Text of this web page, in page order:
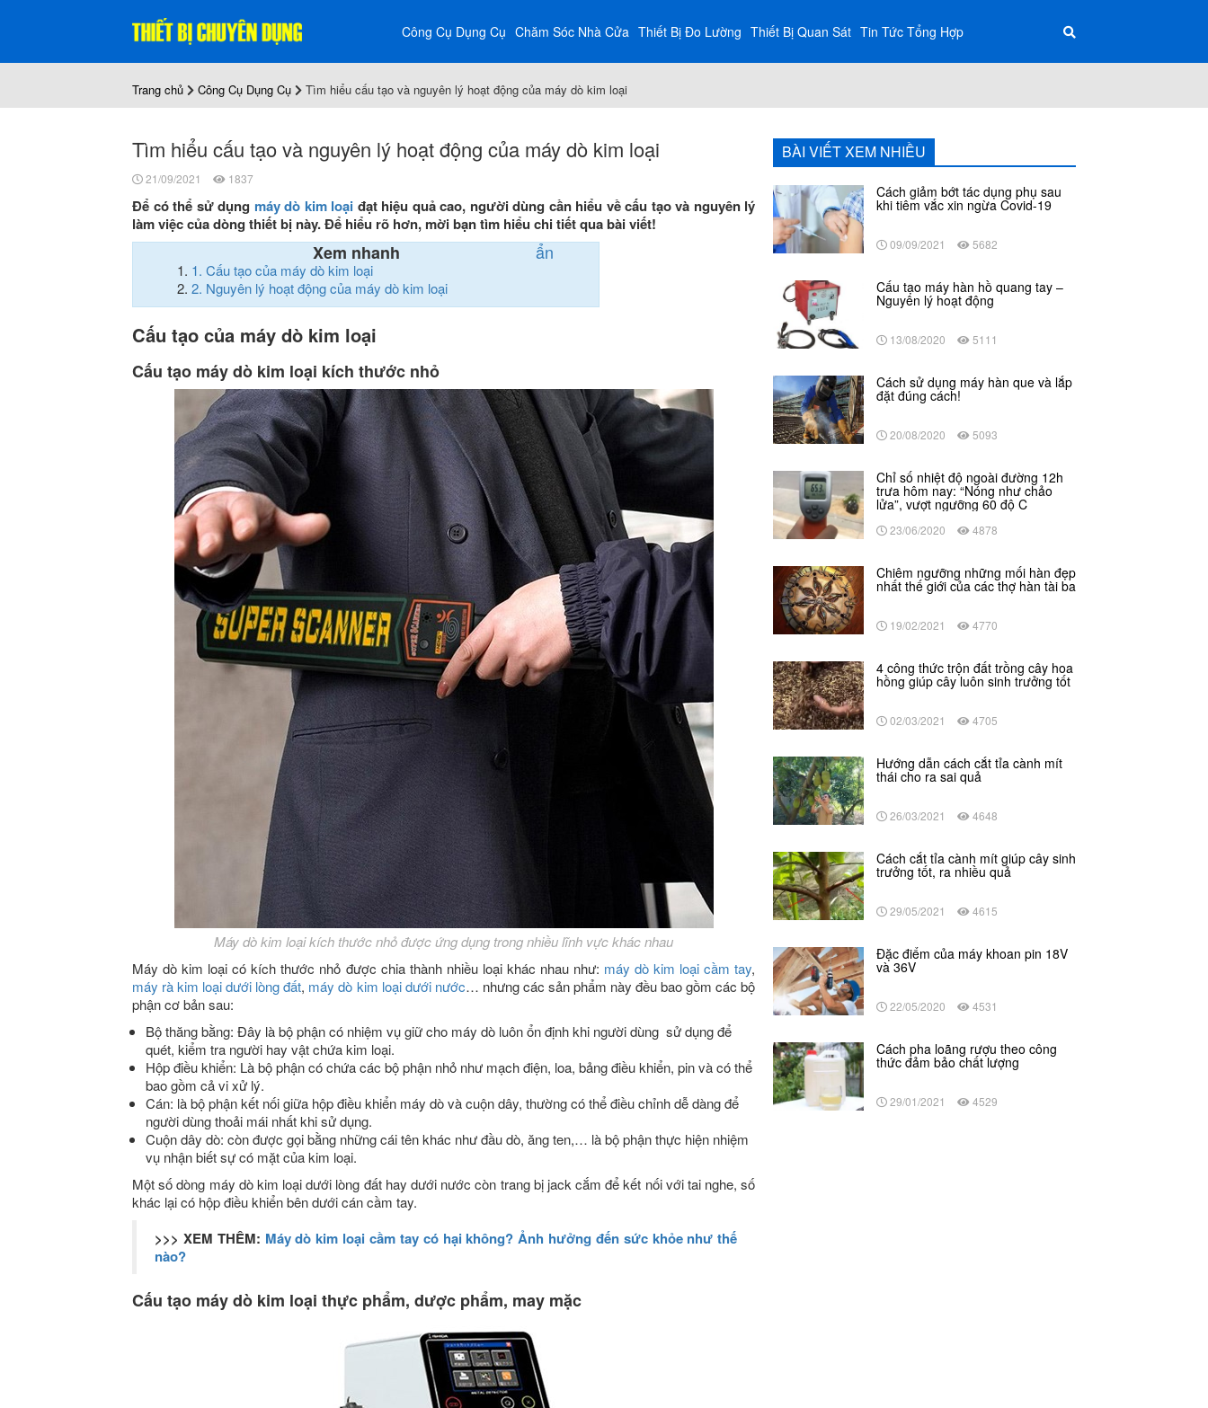
Công Cụ Dụng Cụ Chăm Sóc Nhà Cửa Thiết Bị Đo Lường Thiết Bị Quan Sát Tin Tức Tổng Hợp
Trang chủ Công Cụ Dụng Cụ Tìm hiểu cấu tạo và nguyên lý hoạt động của máy dò kim loại
Tìm hiểu cấu tạo và nguyên lý hoạt động của máy dò kim loại
21/09/2021 1837
Để có thể sử dụng máy dò kim loại đạt hiệu quả cao, người dùng cần hiểu về cấu tạo và nguyên lý
làm việc của dòng thiết bị này. Để hiểu rõ hơn, mời bạn tìm hiểu chi tiết qua bài viết!
Xem nhanh ẩn
1. Cấu tạo của máy dò kim loại
2. Nguyên lý hoạt động của máy dò kim loại
Cấu tạo của máy dò kim loại
Cấu tạo máy dò kim loại kích thước nhỏ
Máy dò kim loại kích thước nhỏ được ứng dụng trong nhiều lĩnh vực khác nhau
Máy dò kim loại có kích thước nhỏ được chia thành nhiều loại khác nhau như: máy dò kim loại cầm tay,
máy rà kim loại dưới lòng đất, máy dò kim loại dưới nước… nhưng các sản phẩm này đều bao gồm các bộ
phận cơ bản sau:
Bộ thăng bằng: Đây là bộ phận có nhiệm vụ giữ cho máy dò luôn ổn định khi người dùng sử dụng để
quét, kiểm tra người hay vật chứa kim loại.
Hộp điều khiển: Là bộ phận có chứa các bộ phận nhỏ như mạch điện, loa, bảng điều khiển, pin và có thể
bao gồm cả vi xử lý.
Cán: là bộ phận kết nối giữa hộp điều khiển máy dò và cuộn dây, thường có thể điều chỉnh dễ dàng để
người dùng thoải mái nhất khi sử dụng.
Cuộn dây dò: còn được gọi bằng những cái tên khác như đầu dò, ăng ten,… là bộ phận thực hiện nhiệm
vụ nhận biết sự có mặt của kim loại.
Một số dòng máy dò kim loại dưới lòng đất hay dưới nước còn trang bị jack cắm để kết nối với tai nghe, số
khác lại có hộp điều khiển bên dưới cán cầm tay.
>>> XEM THÊM: Máy dò kim loại cầm tay có hại không? Ảnh hưởng đến sức khỏe như thế
nào?
Cấu tạo máy dò kim loại thực phẩm, dược phẩm, may mặc
BÀI VIẾT XEM NHIỀU
Cách giảm bớt tác dụng phụ sau
khi tiêm vắc xin ngừa Covid-19
09/09/2021 5682
Cấu tạo máy hàn hồ quang tay –
Nguyên lý hoạt động
13/08/2020 5111
Cách sử dụng máy hàn que và lắp
đặt đúng cách!
20/08/2020 5093
Chỉ số nhiệt độ ngoài đường 12h
trưa hôm nay: “Nóng như chảo
lửa”, vượt ngưỡng 60 độ C
23/06/2020 4878
Chiêm ngưỡng những mối hàn đẹp
nhất thế giới của các thợ hàn tài ba
19/02/2021 4770
4 công thức trộn đất trồng cây hoa
hồng giúp cây luôn sinh trưởng tốt
02/03/2021 4705
Hướng dẫn cách cắt tỉa cành mít
thái cho ra sai quả
26/03/2021 4648
Cách cắt tỉa cành mít giúp cây sinh
trưởng tốt, ra nhiều quả
29/05/2021 4615
Đặc điểm của máy khoan pin 18V
và 36V
22/05/2020 4531
Cách pha loãng rượu theo công
thức đảm bảo chất lượng
29/01/2021 4529